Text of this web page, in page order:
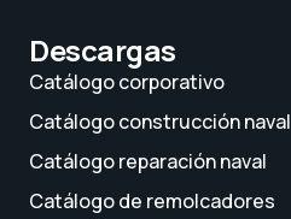
Descargas
Catálogo corporativo
Catálogo construcción naval
Catálogo reparación naval
Catálogo de remolcadores